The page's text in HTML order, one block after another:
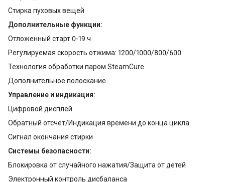
Стирка пуховых вещей
Дополнительные функции:
Отложенный старт 0-19 ч
Регулируемая скорость отжима: 1200/1000/800/600
Технология обработки паром SteamCure
Дополнительное полоскание
Управление и индикация:
Цифровой дисплей
Обратный отсчет/Индикация времени до конца цикла
Сигнал окончания стирки
Системы безопасности:
Блокировка от случайного нажатия/Защита от детей
Электронный контроль дисбаланса